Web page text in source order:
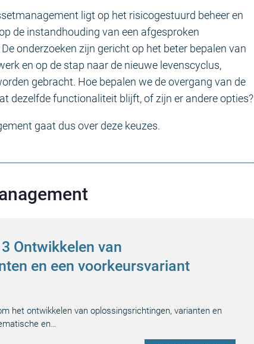
ligt op het risicogestuurd beheer en
de instandhouding van een afgesproken
onderzoeken zijn gericht op het beter bepalen van
en op de stap naar de nieuwe levenscyclus,
gebracht. Hoe bepalen we de overgang van de
dezelfde functionaliteit blijft, of zijn er andere opties?
gaat dus over deze keuzes.
Ontwikkelen van
en een voorkeursvariant
het ontwikkelen van oplossingsrichtingen, varianten en
en…